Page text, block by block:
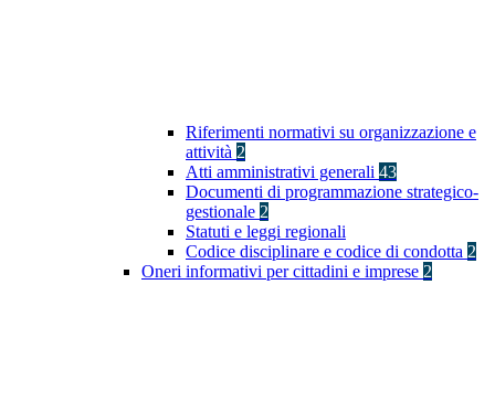
Riferimenti normativi su organizzazione e
attività 2
Atti amministrativi generali 43
Documenti di programmazione strategico-
gestionale 2
Statuti e leggi regionali
Codice disciplinare e codice di condotta 2
Oneri informativi per cittadini e imprese 2